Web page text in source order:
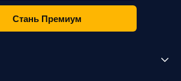
Стань Премиум